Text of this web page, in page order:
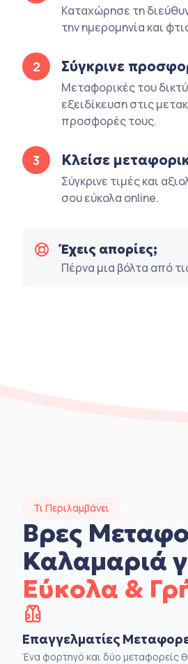
Καταχώρησε τη
την ημερομηνία και
2 Σύγκρινε
Μεταφορικές του
εξειδίκευση στις
προσφορές τους.
3 Κλείσε
Σύγκρινε τιμές και
σου εύκολα online.
Έχεις απορίες;
Πέρνα μια βόλτα από
Τι Περιλαμβάνει
Βρες
Καλαμαριά
Εύκολα &
Επαγγελματίες
Ένα φορτηγό και δύο μεταφορείς